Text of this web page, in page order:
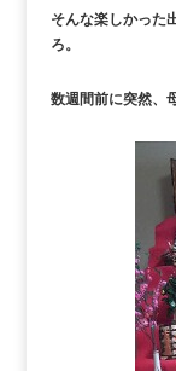
そんな楽しかった
ろ。
数週間前に突然、